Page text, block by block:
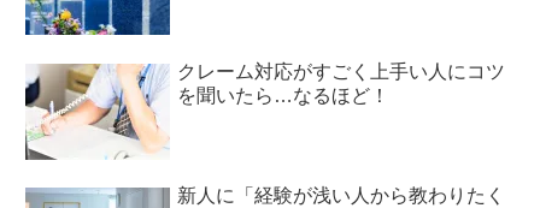
クレーム対応がすごく上手い人にコツ
を聞いたら…なるほど！
新人に「経験が浅い人から教わりたく